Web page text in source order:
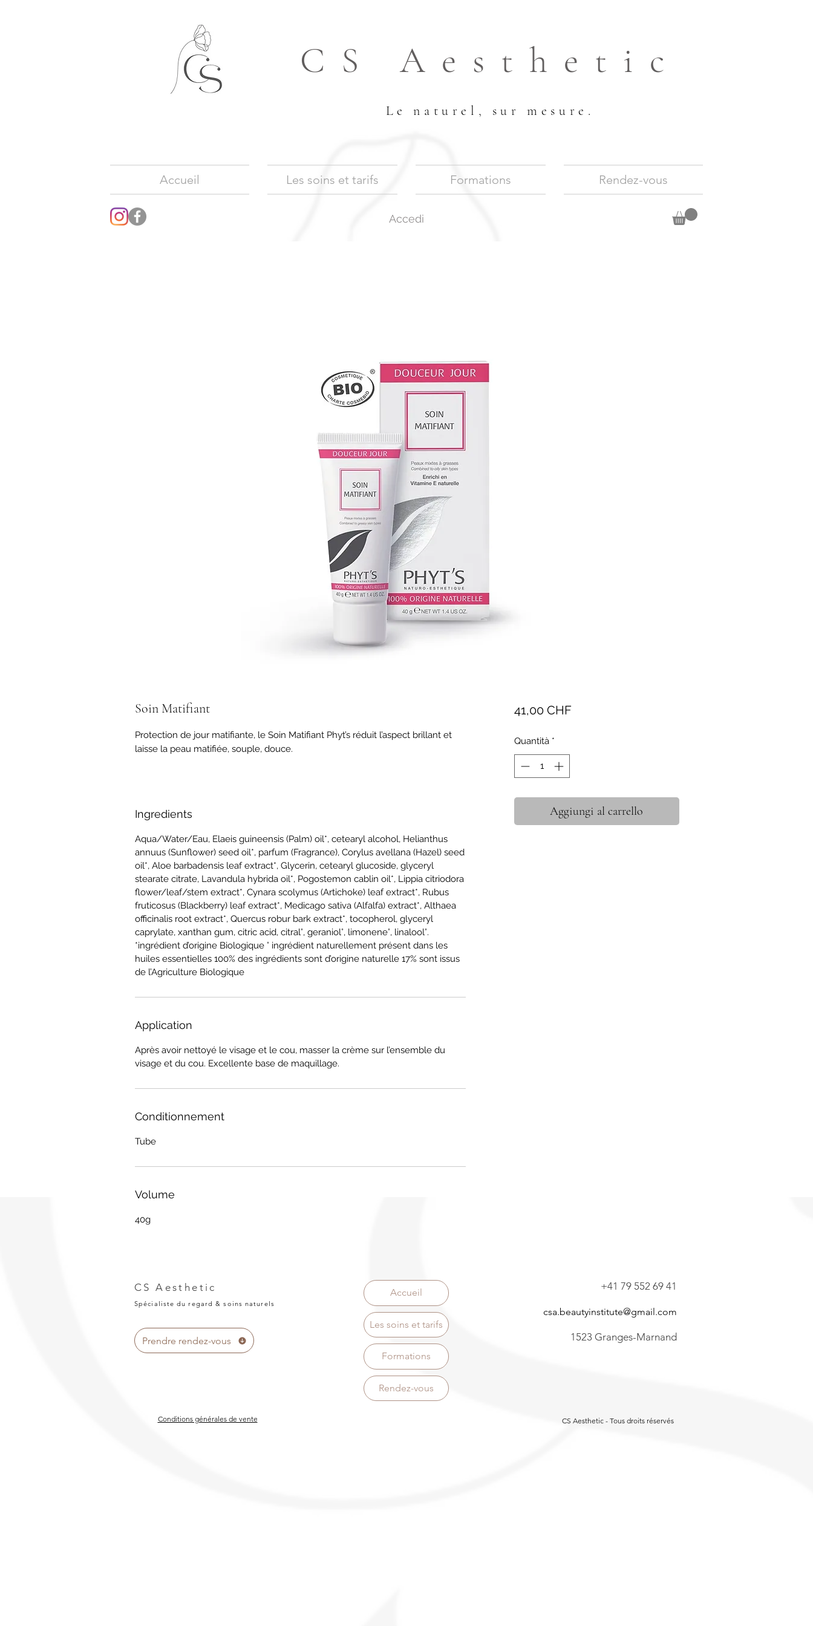
CS Aesthetic
Le naturel, sur mesure.
Accueil Les soins et tarifs Formations Rendez-vous
Accedi
Soin Matifiant
Protection de jour matifiante, le Soin Matifiant Phyt’s réduit l’aspect brillant et
laisse la peau matifiée, souple, douce.
Ingredients
Aqua/Water/Eau, Elaeis guineensis (Palm) oil*, cetearyl alcohol, Helianthus
annuus (Sunflower) seed oil*, parfum (Fragrance), Corylus avellana (Hazel) seed
oil*, Aloe barbadensis leaf extract*, Glycerin, cetearyl glucoside, glyceryl
stearate citrate, Lavandula hybrida oil*, Pogostemon cablin oil*, Lippia citriodora
flower/leaf/stem extract*, Cynara scolymus (Artichoke) leaf extract*, Rubus
fruticosus (Blackberry) leaf extract*, Medicago sativa (Alfalfa) extract*, Althaea
officinalis root extract*, Quercus robur bark extract*, tocopherol, glyceryl
caprylate, xanthan gum, citric acid, citral°, geraniol°, limonene°, linalool°.
*ingrédient d’origine Biologique ° ingrédient naturellement présent dans les
huiles essentielles 100% des ingrédients sont d’origine naturelle 17% sont issus
de l’Agriculture Biologique
Application
Après avoir nettoyé le visage et le cou, masser la crème sur l’ensemble du
visage et du cou. Excellente base de maquillage.
Conditionnement
Tube
Volume
40g
41,00 CHFPrezzo
Quantità *
Aggiungi al carrello
CS Aesthetic
Spécialiste du regard & soins naturels
+41 79 552 69 41
csa.beautyinstitute@gmail.com
1523 Granges-Marnand
Conditions générales de vente
Prendre rendez-vous
Accueil
Les soins et tarifs
Formations
Rendez-vous
CS Aesthetic - Tous droits réservés